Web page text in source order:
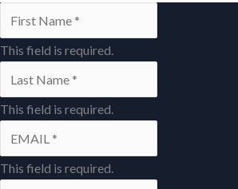
This field is required.
This field is required.
This field is required.